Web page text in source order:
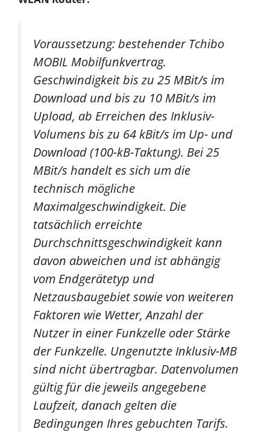
Voraussetzung: bestehender Tchibo
MOBIL Mobilfunkvertrag.
Geschwindigkeit bis zu 25 MBit/s im
Download und bis zu 10 MBit/s im
Upload, ab Erreichen des Inklusiv-
Volumens bis zu 64 kBit/s im Up- und
Download (100-kB-Taktung). Bei 25
MBit/s handelt es sich um die
technisch mögliche
Maximalgeschwindigkeit. Die
tatsächlich erreichte
Durchschnittsgeschwindigkeit kann
davon abweichen und ist abhängig
vom Endgerätetyp und
Netzausbaugebiet sowie von weiteren
Faktoren wie Wetter, Anzahl der
Nutzer in einer Funkzelle oder Stärke
der Funkzelle. Ungenutzte Inklusiv-MB
sind nicht übertragbar. Datenvolumen
gültig für die jeweils angegebene
Laufzeit, danach gelten die
Bedingungen Ihres gebuchten Tarifs.